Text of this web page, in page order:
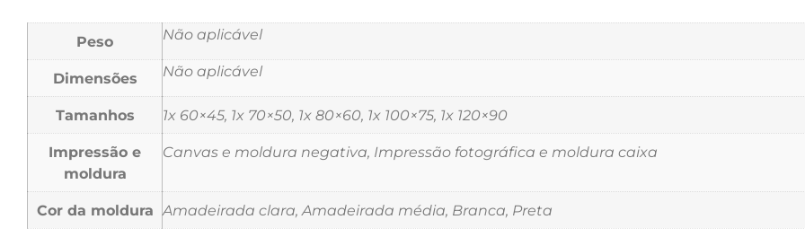
Peso Não aplicável
Dimensões Não aplicável
Tamanhos 1x 60×45, 1x 70×50, 1x 80×60, 1x 100×75, 1x 120×90
Impressão e
moldura
Canvas e moldura negativa, Impressão fotográfica e moldura caixa
Cor da moldura Amadeirada clara, Amadeirada média, Branca, Preta